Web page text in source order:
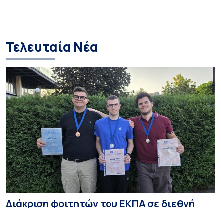
Τελευταία Νέα
Διάκριση φοιτητών του ΕΚΠΑ σε διεθνή